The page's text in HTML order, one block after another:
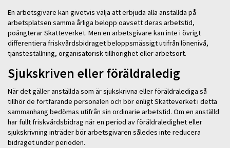
En arbetsgivare kan givetvis välja att erbjuda alla anställda på
arbetsplatsen samma årliga belopp oavsett deras arbetstid,
poängterar Skatteverket. Men en arbetsgivare kan inte i övrigt
differentiera friskvårdsbidraget beloppsmässigt utifrån lönenivå,
tjänsteställning, organisatorisk tillhörighet eller arbetsort.
Sjukskriven eller föräldraledig
När det gäller anställda som är sjukskrivna eller föräldralediga så
tillhör de fortfarande personalen och bör enligt Skatteverket i detta
sammanhang bedömas utifrån sin ordinarie arbetstid. Om en anställd
har fullt friskvårdsbidrag när en period av föräldraledighet eller
sjukskrivning inträder bör arbetsgivaren således inte reducera
bidraget under perioden.